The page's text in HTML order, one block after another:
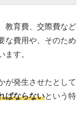
教育費、交際費など
な費用や、そのため
ます。
が発生させたとして
ばならないという特